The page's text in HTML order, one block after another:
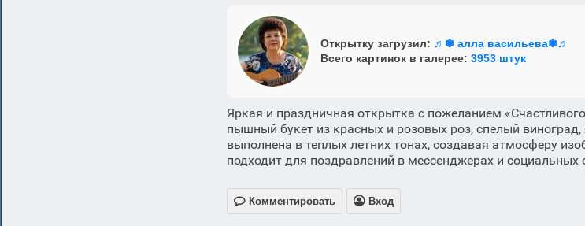
Открытку загрузил: ♬❃ алла васильева❃♬
Всего картинок в галерее: 3953 штук
Яркая и праздничная открытка с пожеланием
пышный букет из красных и розовых роз, спелый
выполнена в теплых летних тонах, создавая атмосферу
подходит для поздравлений в мессенджерах и социальных
 Комментировать  Вход